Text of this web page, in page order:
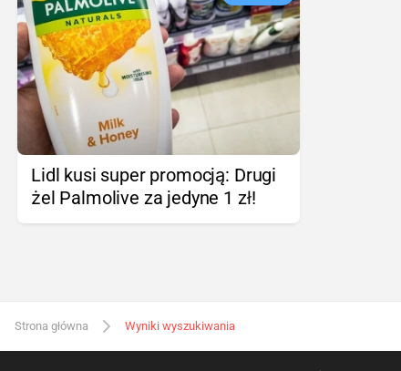
Lidl kusi super promocją: Drugi
żel Palmolive za jedyne 1 zł!
Strona główna Wyniki wyszukiwania